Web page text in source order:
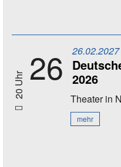
20 Uhr 26 26.02.2027
2026
Theaterin
mehr